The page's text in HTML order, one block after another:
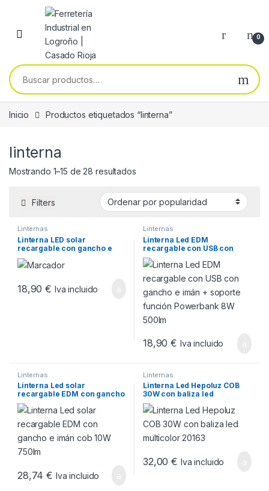
Skip to navigation
Skip to content
0
Buscar por:
Inicio Productos etiquetados “linterna”
linterna
Mostrando 1–15 de 28 resultadosOrdenado por popularidad
Filters
Linternas
Linterna LED solar
recargable con gancho e
imán cob 10W 750lm EDM
18,90€ Iva incluido
Linternas
Linterna Led EDM
recargable con USB con
gancho e imán + soporte
función Powerbank 8W
18,90€ Iva incluido
Linternas
Linterna Led solar
recargable EDM con gancho
e imán cob 10W 750lm
28,74€ Iva incluido
Linternas
Linterna Led Hepoluz COB
30W con baliza led
multicolor 20163
32,00€ Iva incluido